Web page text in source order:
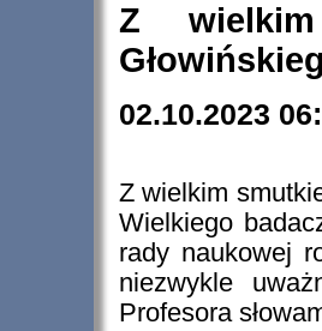
Z
02.10.2023
Z wielkim
Wielkiego
rady naukowej
niezwykle
Profesora